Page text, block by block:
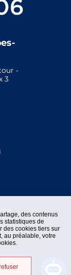
des contenus
statistiques de
des cookies tiers sur
au préalable, votre
-
3